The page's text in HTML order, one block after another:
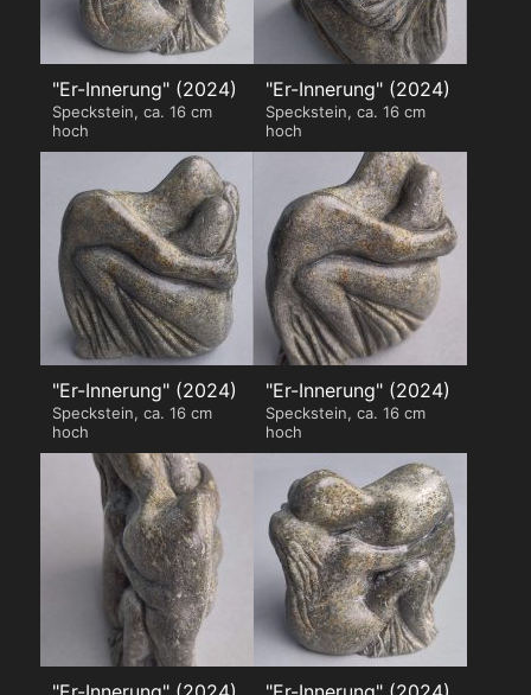
"Er-Innerung" (2024)
Speckstein, ca. 16 cm
hoch
"Er-Innerung" (2024)
Speckstein, ca. 16 cm
hoch
"Er-Innerung" (2024)
Speckstein, ca. 16 cm
hoch
"Er-Innerung" (2024)
Speckstein, ca. 16 cm
hoch